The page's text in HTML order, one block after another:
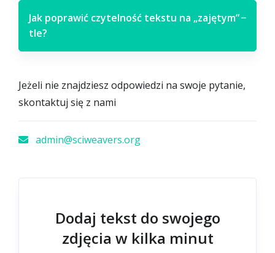
Jak poprawić czytelność tekstu na „zajętym”
tle?
−
Jeżeli nie znajdziesz odpowiedzi na swoje pytanie,
skontaktuj się z nami
admin@sciweavers.org
Dodaj tekst do swojego
zdjęcia w kilka minut